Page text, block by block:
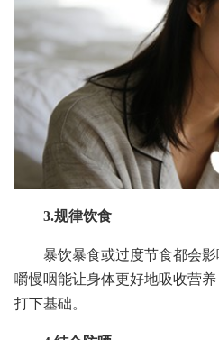
3.规律饮食
暴饮暴食或过度节食都会
嚼慢咽能让身体更好地吸收营
打下基础。